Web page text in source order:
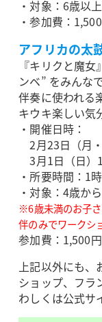
・対象：6歳以
・参加費：
アフリカの太
『キリクと魔
ンベ” をみんな
伴奏に使われる
キウキ楽しい気
・開催日時：
2月23日（月
3月1日（日）
・所要時間：1
・対象：4歳から
※6歳未満のお子
伴のみでワークシ
参加費：1,500円
上記以外にも
ショップ、フラ
わしくは公式サ